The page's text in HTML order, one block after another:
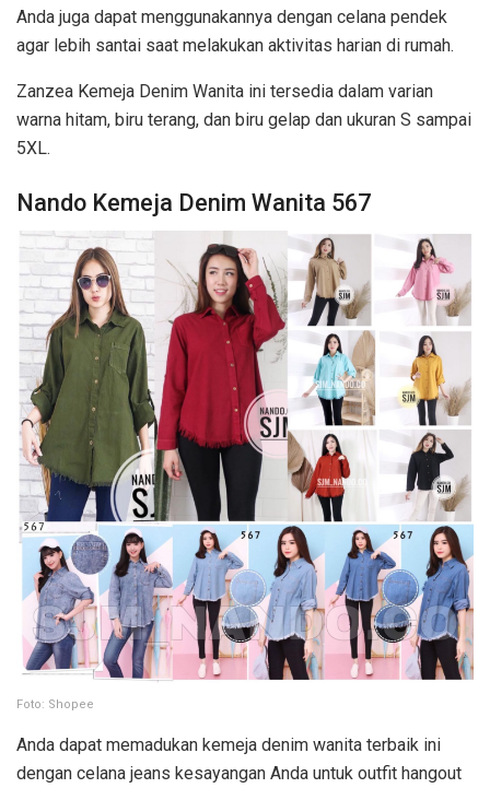
Anda juga dapat menggunakannya dengan celana pendek
agar lebih santai saat melakukan aktivitas harian di rumah.
Zanzea Kemeja Denim Wanita ini tersedia dalam varian
warna hitam, biru terang, dan biru gelap dan ukuran S sampai
5XL.
Nando Kemeja Denim Wanita 567
Foto: Shopee
Anda dapat memadukan kemeja denim wanita terbaik ini
dengan celana jeans kesayangan Anda untuk outfit hangout